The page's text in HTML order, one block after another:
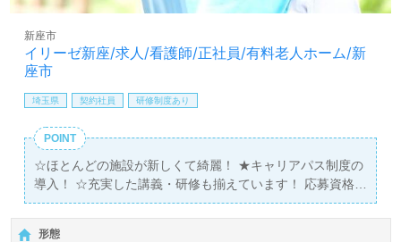
イリーゼ新座/求人/看護師/正社員/有料老人ホーム/新
座市
新座市
埼玉県 契約社員 研修制度あり
POINT
☆ほとんどの施設が新しくて綺麗！ ★キャリアパス制度の
導入！ ☆充実した講義・研修も揃えています！ 応募資格
は、第一に当社企業理念に共感して頂けること、そして人
柄で判断いたします。
形態